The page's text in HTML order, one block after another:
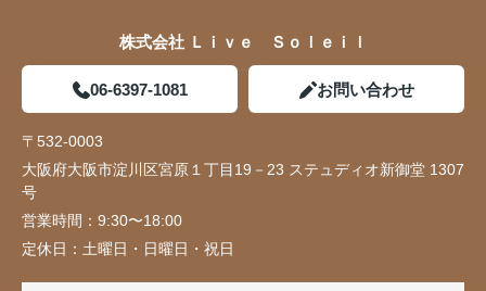
株式会社 Ｌｉｖｅ Ｓｏｌｅｉｌ
06-6397-1081 お問い合わせ
〒532-0003
大阪府大阪市淀川区宮原１丁目19－23 ステュディオ新御堂 1307
号
営業時間： 9:30〜18:00
定休日： 土曜日・日曜日・祝日